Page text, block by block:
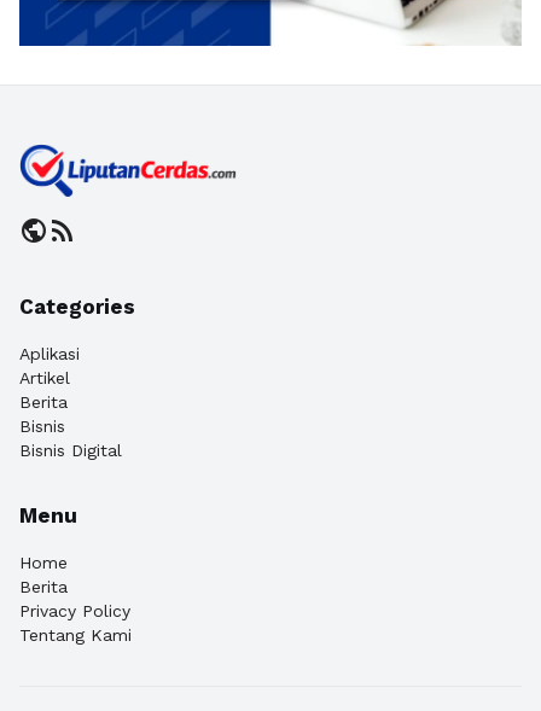
publicrss_feed
Categories
Aplikasi
Artikel
Berita
Bisnis
Bisnis Digital
Menu
Home
Berita
Privacy Policy
Tentang Kami